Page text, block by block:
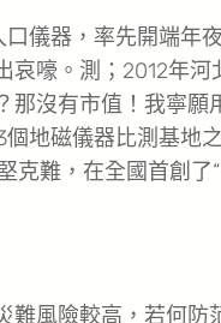
器，率先開端年夜
嚎。測；2012年
沒有市值！我寧
地磁儀器比測基地
難，在全國首創了
險較高，若何防